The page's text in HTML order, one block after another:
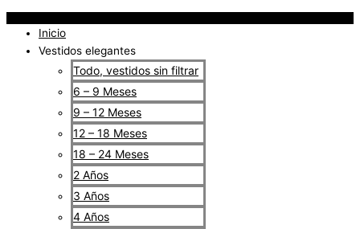
Inicio
Vestidos elegantes
Todo, vestidos sin filtrar
6 – 9 Meses
9 – 12 Meses
12 – 18 Meses
18 – 24 Meses
2 Años
3 Años
4 Años